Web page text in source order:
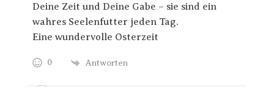
Deine Zeit und Deine Gabe – sie sind ein
wahres Seelenfutter jeden Tag.
Eine wundervolle Osterzeit
0 Antworten